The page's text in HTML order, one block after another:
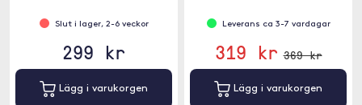
Slut i lager, 2-6 veckor
299 kr
Lägg i varukorgen
Leverans ca 3-7 vardagar
319 kr 369 kr
Lägg i varukorgen